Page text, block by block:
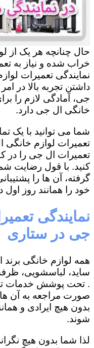
حال چنانچه هر یک از
خراب شده و نیاز به
نمایندگی تعمیرات
داشتن تجربه بالا در
جی، آمادگی لازم را
خانگی ال جی دارد.
شما می توانید با یک
تعمیرات لوازم
تعمیرات ال جی را در
کنید. با قول رضایت
گرفته، آن ها را
خود را همانند روز اول
نمایندگی
جی در ستاری
همه لوازم خانگی
ساید، لباسشویی،
. تحت پوشش خدمات
صورت مراجعه به آن
بدون هیچ ایرادی و
شوند.
لذا شما بدون هیچ